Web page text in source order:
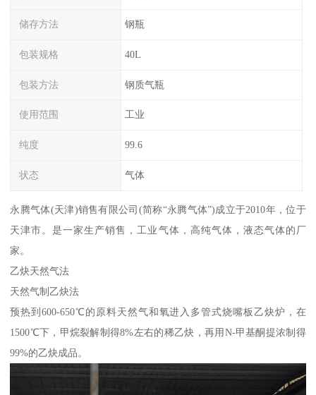
储存方法 钢瓶
包装规格 40L
包装方法 钢质气瓶
使用范围 工业
纯度 99.6
状态 气体
永腾气体(天津)销售有限公司(简称“永腾气体”)成立于2010年，位于
天津市。是一家生产销售，工业气体，高纯气体，液态气体的厂
家。
乙炔天然气法
天然气制乙炔法
预热到600-650℃的原料天然气和氧进入多管式烧嘴板乙炔炉，在
1500℃下，甲烷裂解制得8%左右的稀乙炔，再用N-甲基酮提浓制得
99%的乙炔成品。